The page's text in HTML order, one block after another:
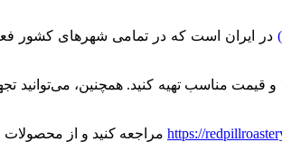
در ایران است که در تمامی شهرهای کشور
و قیمت مناسب تهیه کنید. همچنین،
https:// مراجعه کنید و از محصولات